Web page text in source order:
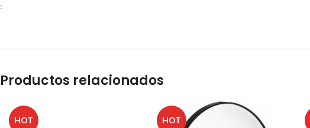
:
Productos relacionados
HOT HOT